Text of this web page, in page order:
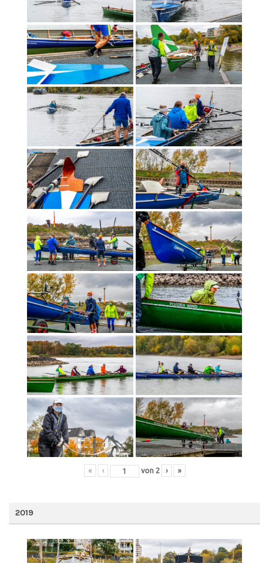
« ‹ von 2 › »
2019